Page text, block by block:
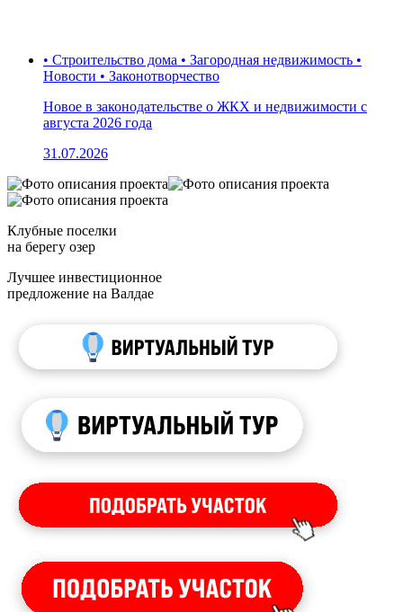
• Строительство дома • Загородная недвижимость •
Новости • Законотворчество
Новое в законодательстве о ЖКХ и недвижимости с
августа 2026 года
31.07.2026
Клубные поселки
на берегу озер
Лучшее инвестиционное
предложение на Валдае